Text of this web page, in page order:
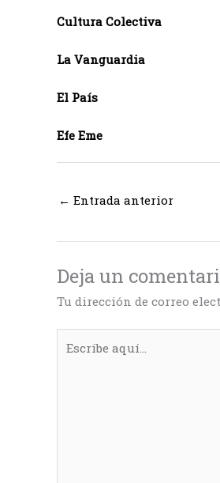
Cultura Colectiva
La Vanguardia
El País
Efe Eme
← Entrada anterior
Deja un
Tu dirección de correo
aquí...